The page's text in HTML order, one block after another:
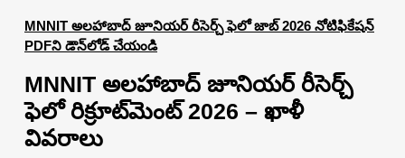
MNNIT అలహాబాద్ జూనియర్ రీసెర్చ్ ఫెలో జాబ్ 2026 నోటిఫికేషన్
PDFని డౌన్‌లోడ్ చేయండి
MNNIT అలహాబాద్ జూనియర్ రీసెర్చ్
ఫెలో రిక్రూట్‌మెంట్ 2026 – ఖాళీ
వివరాలు